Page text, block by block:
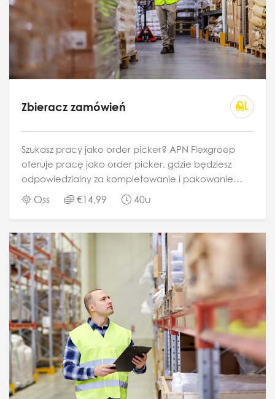
Zbieracz zamówień
Szukasz pracy jako order picker? APN Flexgroep
oferuje pracę jako order picker, gdzie będziesz
odpowiedzialny za kompletowanie i pakowanie
zamówień. Będziesz to robić w sposób wydajny i
dokładny, aby zapewnić klientom terminowe...
Oss €14,99 40u